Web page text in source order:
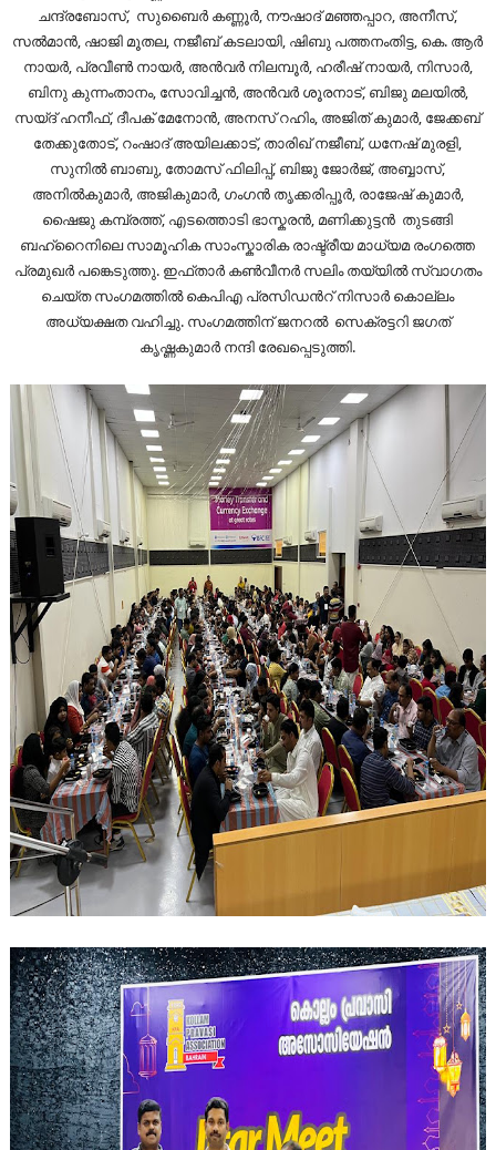
ചന്ദ്രബോസ്, സുബൈർ കണ്ണൂർ, നൗഷാദ് മഞ്ഞപ്പാറ, അനീസ്,
സൽമാൻ, ഷാജി മൂതല, നജീബ് കടലായി, ഷിബു പത്തനംതിട്ട, കെ. ആർ
നായർ, പ്രവീൺ നായർ, അൻവർ നിലമ്പൂർ, ഹരീഷ് നായർ, നിസാർ,
ബിനു കുന്നംതാനം, സോവിച്ചൻ, അൻവർ ശൂരനാട്, ബിജു മലയിൽ,
സയ്ദ് ഹനീഫ്, ദീപക് മേനോൻ, അനസ് റഹിം, അജിത് കുമാർ, ജേക്കബ്‌
തേക്കുതോട്, റംഷാദ് അയിലക്കാട്, താരിഖ് നജീബ്, ധനേഷ് മുരളി,
സുനിൽ ബാബു, തോമസ് ഫിലിപ്പ്, ബിജു ജോർജ്, അബ്ബാസ്,
അനിൽകുമാർ, അജികുമാർ, ഗംഗൻ തൃക്കരിപ്പൂർ, രാജേഷ് കുമാർ,
ഷൈജു കമ്പ്രത്ത്, എടത്തൊടി ഭാസ്കരൻ, മണിക്കുട്ടൻ തുടങ്ങി
ബഹ്റൈനിലെ സാമൂഹിക സാംസ്കാരിക രാഷ്ട്രീയ മാധ്യമ രംഗത്തെ
പ്രമുഖർ പങ്കെടുത്തു. ഇഫ്‌താർ കൺവീനർ സലിം തയ്യിൽ സ്വാഗതം
ചെയ്ത സംഗമത്തില്‍ കെപിഎ പ്രസിഡന്‍റ് നിസാര്‍ കൊല്ലം
അധ്യക്ഷത വഹിച്ചു. സംഗമത്തിന് ജനറൽ സെക്രട്ടറി ജഗത്
കൃഷ്ണകുമാര്‍ നന്ദി രേഖപ്പെടുത്തി.